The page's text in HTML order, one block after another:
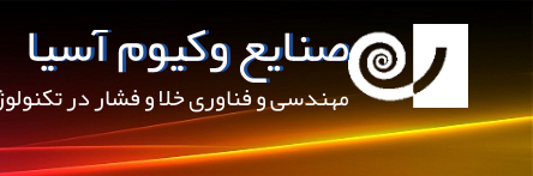
صنایع وکیوم آسیا
مهندسی و فناوری خلا و فشار در